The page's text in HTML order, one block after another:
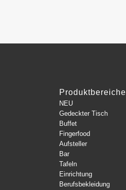
Produktbereiche
NEU
Gedeckter Tisch
Buffet
Fingerfood
Aufsteller
Bar
Tafeln
Einrichtung
Berufsbekleidung